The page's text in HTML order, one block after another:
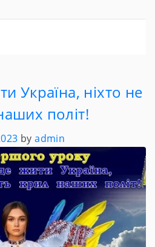
Україна, ніхто не
політ!
byadmin